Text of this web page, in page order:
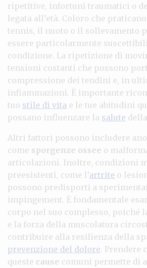
ripetitive, infortuni traumatici o
legata all’età. Coloro che
tennis, il nuoto o il sollevamento
essere particolarmente
condizione. La ripetizione di
tensioni costanti che possono
compressione dei tendini e, in
infiammazioni. È importante
tuo stile di vita e le tue abitudini
possano influenzare la salute
Altri fattori possono includere
come sporgenze ossee o
articolazioni. Inoltre, condizioni
preesistenti, come l’artrite o
possono predisporti a
impingement. È fondamentale
corpo nel suo complesso, poiché
e la forza della muscolatura
contribuire alla resilienza della
prevenzione del dolore. Prendere
queste cause comuni permette di